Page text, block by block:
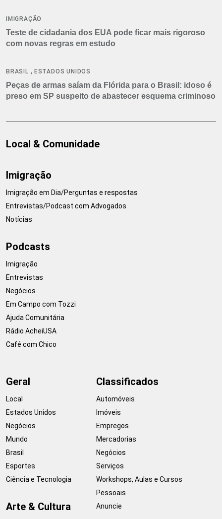
IMIGRAÇÃO
Teste de cidadania dos EUA pode ficar mais rigoroso
com novas regras em estudo
BRASIL , ESTADOS UNIDOS
Peças de armas saíam da Flórida para o Brasil: idoso é
preso em SP suspeito de abastecer esquema criminoso
Local & Comunidade
Imigração
Imigração em Dia/Perguntas e respostas
Entrevistas/Podcast com Advogados
Notícias
Podcasts
Imigração
Entrevistas
Negócios
Em Campo com Tozzi
Ajuda Comunitária
Rádio AcheiUSA
Café com Chico
Geral
Local
Estados Unidos
Negócios
Mundo
Brasil
Esportes
Ciência e Tecnologia
Arte & Cultura
Classificados
Automóveis
Imóveis
Empregos
Mercadorias
Negócios
Serviços
Workshops, Aulas e Cursos
Pessoais
Anuncie